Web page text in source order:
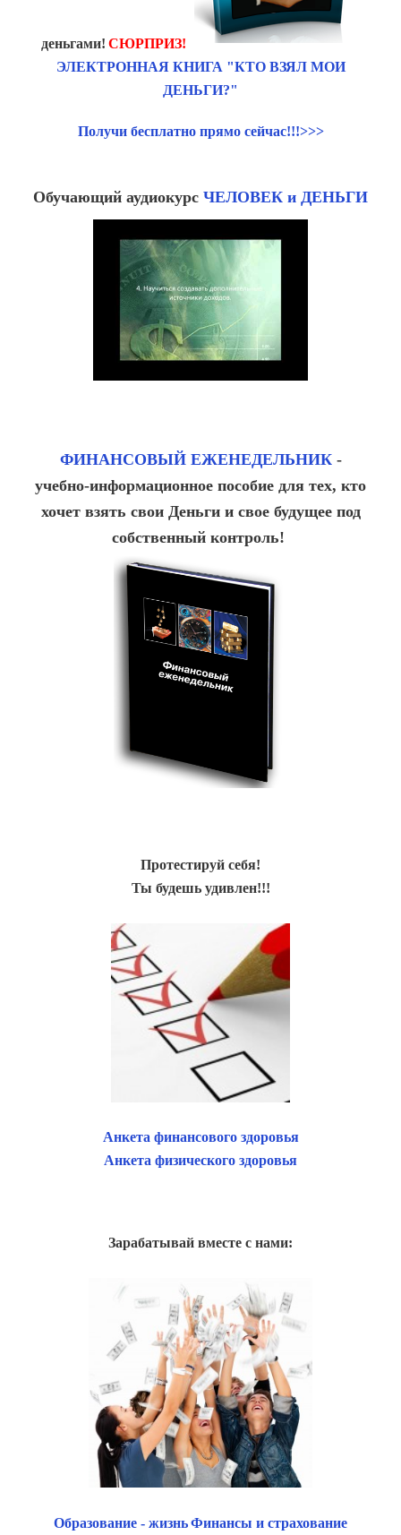
деньгами! СЮРПРИЗ!
ЭЛЕКТРОННАЯ КНИГА "КТО ВЗЯЛ МОИ
ДЕНЬГИ?"
Получи бесплатно прямо сейчас!!!>>>
Обучающий аудиокурс ЧЕЛОВЕК и ДЕНЬГИ
ФИНАНСОВЫЙ ЕЖЕНЕДЕЛЬНИК-
учебно-информационное пособие для тех, кто
хочет взять свои Деньги и свое будущее под
собственный контроль!
Протестируй себя!
Ты будешь удивлен!!!
Анкета финансового здоровья
Анкета физического здоровья
Зарабатывай вместе с нами:
Образование - жизньФинансы и страхование